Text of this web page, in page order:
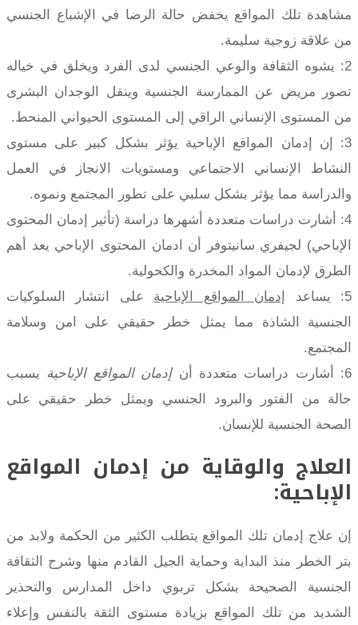
مشاهدة تلك المواقع يخفض حالة الرضا في الإشباع الجنسي
من علاقة زوجية سليمة.
2: يشوه الثقافة والوعي الجنسي لدى الفرد ويخلق في خياله
تصور مريض عن الممارسة الجنسية وينقل الوجدان البشرى
من المستوى الإنساني الراقي إلى المستوى الحيواني المنحط.
3: إن إدمان المواقع الإباحية يؤثر بشكل كبير على مستوى
النشاط الإنساني الاجتماعي ومستويات الانجاز في العمل
والدراسة مما يؤثر بشكل سلبي على تطور المجتمع ونموه.
4: أشارت دراسات متعددة أشهرها دراسة (تأثير إدمان المحتوى
الإباحي) لجيفري سانيتوفر أن ادمان المحتوى الإباحي يعد أهم
الطرق لإدمان المواد المخدرة والكحولية.
5: يساعد
إدمان المواقع الإباحية على انتشار السلوكيات
الجنسية الشاذة مما يمثل خطر حقيقي على امن وسلامة
المجتمع.
6: أشارت دراسات متعددة أن
إدمان المواقع الإباحية يسبب
حالة من الفتور والبرود الجنسي ويمثل خطر حقيقي على
الصحة الجنسية للإنسان.
العلاج والوقاية من إدمان المواقع
الإباحية:
إن علاج إدمان تلك المواقع يتطلب الكثير من الحكمة ولابد من
بتر الخطر منذ البداية وحماية الجيل القادم منها وشرح الثقافة
الجنسية الصحيحة بشكل تربوي داخل المدارس والتحذير
الشديد من تلك المواقع بزيادة مستوى الثقة بالنفس وإعلاء